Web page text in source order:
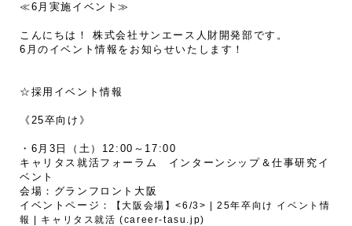
≪6月実施イベント≫
こんにちは！ 株式会社サンエース人財開発部です。
6月のイベント情報をお知らせいたします！
☆採用イベント情報
《25卒向け》
・6月3日（土）12:00～17:00
キャリタス就活フォーラム インターンシップ＆仕事研究イ
ベント
会場：グランフロント大阪
イベントページ：
【大阪会場】<6/3> | 25年卒向け イベント情
報 | キャリタス就活 (career-tasu.jp)